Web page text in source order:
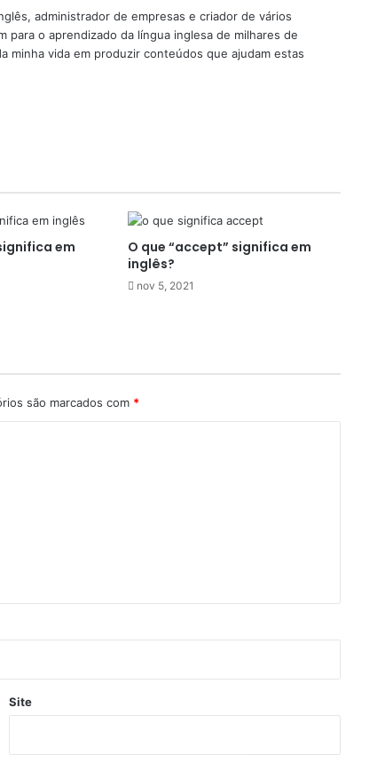
administrador de empresas e criador de vários
o aprendizado da língua inglesa de milhares de
minha vida em produzir conteúdos que ajudam estas
em
O que “accept” significa em
inglês?
nov 5, 2021
são marcados com *
Site